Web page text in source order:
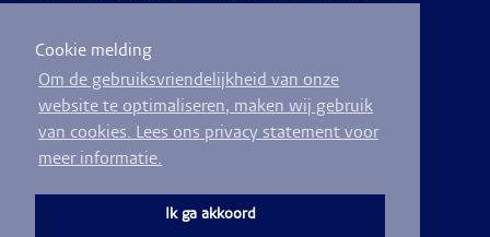
Cookie melding
Om de gebruiksvriendelijkheid van onze
website te optimaliseren, maken wij gebruik
van cookies. Lees ons privacy statement voor
meer informatie.
Ik ga akkoord
Volg ons op LinkedIn
© 2026
Privacyverklaring
Algemene voorwaarden
Sitemap